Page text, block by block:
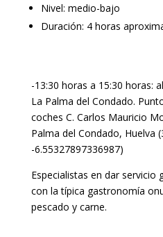
Nivel: medio-bajo
Duración: 4 horas
-13:30 horas a 15:30 horas:
La Palma del Condado.
coches C. Carlos Mauricio
Palma del Condado, Huelva
-6.55327897336987)
Especialistas en dar
con la típica gastronomía
pescado y carne.